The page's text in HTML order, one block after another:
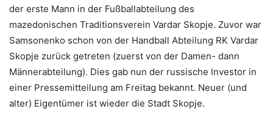
der erste Mann in der Fußballabteilung des
mazedonischen Traditionsverein Vardar Skopje. Zuvor war
Samsonenko schon von der Handball Abteilung RK Vardar
Skopje zurück getreten (zuerst von der Damen- dann
Männerabteilung). Dies gab nun der russische Investor in
einer Pressemitteilung am Freitag bekannt. Neuer (und
alter) Eigentümer ist wieder die Stadt Skopje.